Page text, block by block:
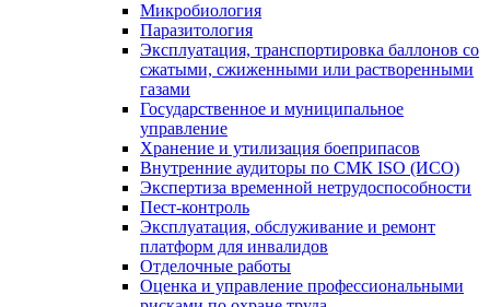
Микробиология
Паразитология
Эксплуатация, транспортировка баллонов со
сжатыми, сжиженными или растворенными
газами
Государственное и муниципальное
управление
Хранение и утилизация боеприпасов
Внутренние аудиторы по СМК ISO (ИСО)
Экспертиза временной нетрудоспособности
Пест-контроль
Эксплуатация, обслуживание и ремонт
платформ для инвалидов
Отделочные работы
Оценка и управление профессиональными